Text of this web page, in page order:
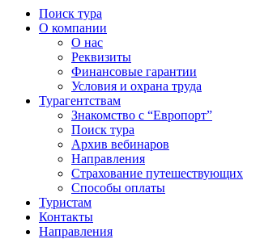
Поиск тура
О компании
О нас
Реквизиты
Финансовые гарантии
Условия и охрана труда
Турагентствам
Знакомство с “Европорт”
Поиск тура
Архив вебинаров
Направления
Страхование путешествующих
Способы оплаты
Туристам
Контакты
Направления